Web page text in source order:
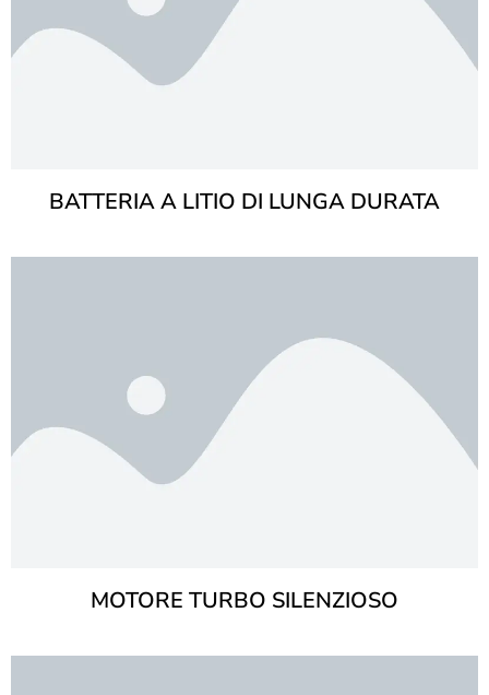
BATTERIA A LITIO DI LUNGA DURATA
MOTORE TURBO SILENZIOSO